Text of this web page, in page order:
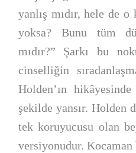
yanlış mıdır, hele de
yoksa? Bunu tüm
mıdır?” Şarkı bu
cinselliğin
Holden’ın
şekilde yansır. Holden
tek koruyucusu olan
versiyonudur.